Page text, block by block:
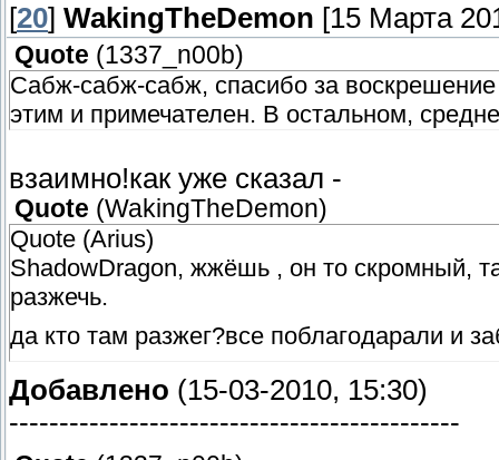
[20] WakingTheDemon [15 Марта
Quote (1337_n00b)
Сабж-сабж-сабж, спасибо за
этим и примечателен. В остальном,
взаимно!как уже сказал -
Quote (WakingTheDemon)
Quote (Arius)
ShadowDragon, жжёшь , он то скромный,
разжечь.
да кто там разжег?все поблагодарали и
Добавлено (15-03-2010, 15:30)
---------------------------------------------